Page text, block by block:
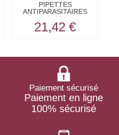
PIPETTES
ANTIPARASITAIRES
pour chien...
21,42 €
Paiement sécurisé
Paiement en ligne
100% sécurisé